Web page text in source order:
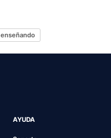
enseñando
AYUDA